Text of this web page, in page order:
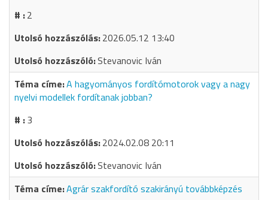
2
2026.05.12 13:40
Stevanovic Iván
A hagyományos fordítómotorok vagy a nagy
nyelvi modellek fordítanak jobban?
3
2024.02.08 20:11
Stevanovic Iván
Agrár szakfordító szakirányú továbbképzés